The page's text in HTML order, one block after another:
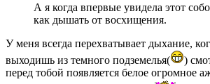
А я когда впервые увидела этот
как дышать от восхищения.
У меня всегда перехватывает дыхание,
выходишь из темного подземелья(
)
перед тобой появляется белое огромное